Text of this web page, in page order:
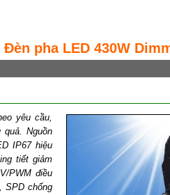
Đèn pha LED 430W
yêu cầu,
Nguồn
IP67 hiệu
tiết giảm
PWM điều
SPD chống